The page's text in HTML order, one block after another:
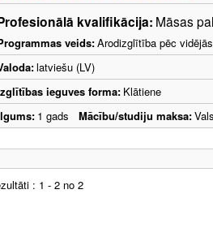
kvalifikācija: Māsas
veids:Arodizglītība pēc
latviešu (LV)
ieguves forma: Klātiene
1 gads Mācību/studiju maksa:
: 1 - 2 no 2